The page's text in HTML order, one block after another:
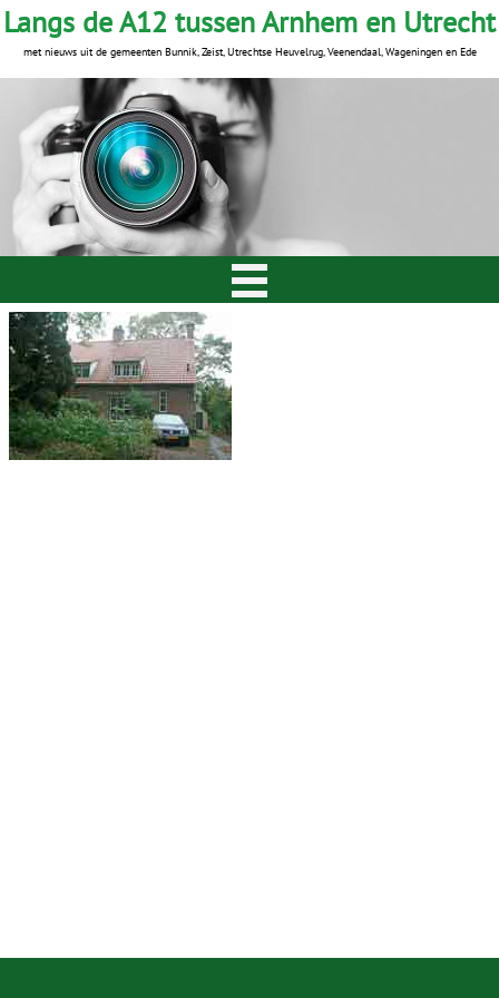
Langs de A12 tussen Arnhem en Utrecht
met nieuws uit de gemeenten Bunnik, Zeist, Utrechtse Heuvelrug, Veenendaal, Wageningen en Ede